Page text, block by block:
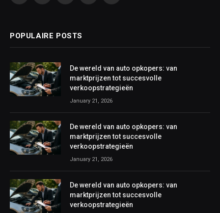
POPULAIRE POSTS
De wereld van auto opkopers: van
marktprijzen tot succesvolle
verkoopstrategieën
January 21, 2026
De wereld van auto opkopers: van
marktprijzen tot succesvolle
verkoopstrategieën
January 21, 2026
De wereld van auto opkopers: van
marktprijzen tot succesvolle
verkoopstrategieën